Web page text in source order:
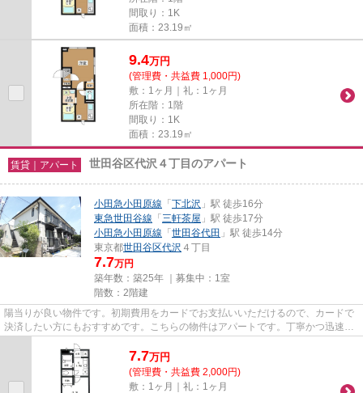
間取り：1K
面積：23.19㎡
9.4万円
(管理費・共益費 1,000円)
敷：1ヶ月｜礼：1ヶ月
所在階：1階
間取り：1K
面積：23.19㎡
賃貸｜アパート 世田谷区代沢４丁目のアパート
小田急小田原線 「下北沢 」駅 徒歩16分
東急世田谷線 「三軒茶屋 」駅 徒歩17分
小田急小田原線 「世田谷代田 」駅 徒歩14分
東京都世田谷区代沢 ４丁目
7.7万円
築年数：築25年 ｜募集中： 1室
階数：2階建
陽当りが良い物件です。初期費用をカードでお支払いいただけるので、カードで
決済したい方にもおすすめです。こちらの物件はアパートです。丁寧かつ迅速な
対応がモットーのハウスコレ...
7.7万円
(管理費・共益費 2,000円)
敷：1ヶ月｜礼：1ヶ月